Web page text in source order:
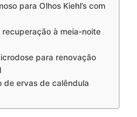
para Olhos Kiehl’s com
à meia-noite
para renovação
de ervas de calêndula